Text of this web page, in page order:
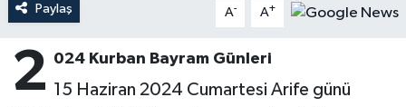
Paylaş A- A+
2 024 Kurban Bayram Günleri
15 Haziran 2024 Cumartesi Arife günü
Bartın Müftülüğü
Batman Müftülüğü
Ramazan
Sahabeler
DEPREM
Dünya